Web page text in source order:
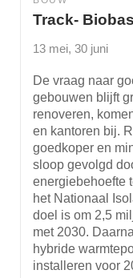
Track-
13 mei, 30 juni
De vraag naar
gebouwen blijft
renoveren,
en kantoren bij.
goedkoper en
sloop gevolgd
energiebehoefte
het Nationaal
doel is om 2,5
met 2030.
hybride
installeren voor